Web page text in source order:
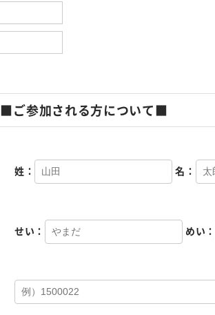
■ご参加される方について■
姓： 名：
せい： めい：